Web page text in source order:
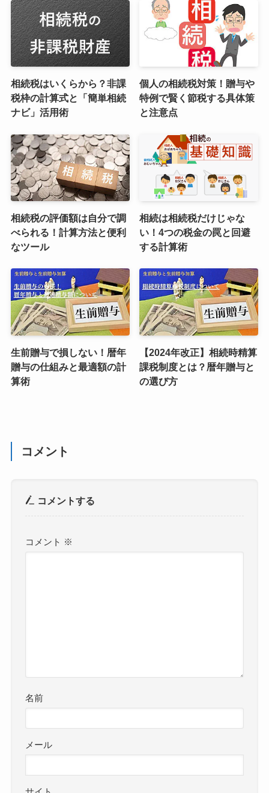
相続税はいくらから？非課
税枠の計算式と「簡単相続
ナビ」活用術
個人の相続税対策！贈与や
特例で賢く節税する具体策
と注意点
相続税の評価額は自分で調
べられる！計算方法と便利
なツール
相続は相続税だけじゃな
い！4つの税金の罠と回避
する計算術
生前贈与で損しない！暦年
贈与の仕組みと最適額の計
算術
【2024年改正】相続時精算
課税制度とは？暦年贈与と
の選び方
コメント
コメントする
コメント ※
名前
メール